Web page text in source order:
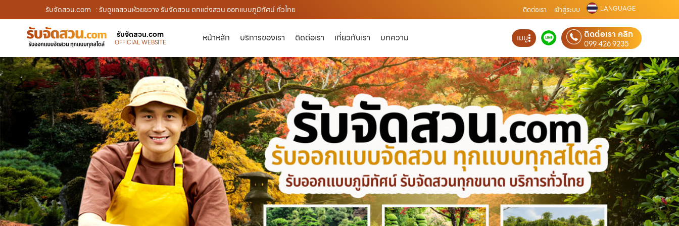
รับจัดสวน.com : รับดูแลสวนห้วยขวาง รับจัดสวน ตกแต่งสวน ออกแบบภูมิทัศน์ ทั่วไทย ติดต่อเรา เข้าสู่ระบบ LANGUAGE
รับจัดสวน.com
OFFICIAL WEBSITE หน้าหลัก บริการของเรา ติดต่อเรา เกี่ยวกับเรา บทความ เมนู ติดต่อเรา คลิก
099 426 9235